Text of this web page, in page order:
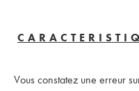
Vous constatez une erreur